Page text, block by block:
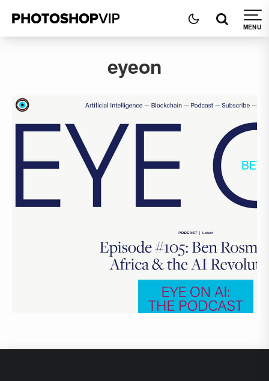
eyeon